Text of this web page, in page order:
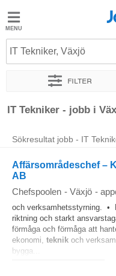
Jobted
Jobb
IT Tekniker, Växjö
Filter
Sortera efter Exakt plats
IT Tekniker - jobb i
Sökresultat jobb - IT
Affärsområdeschef –
AB
Chefspoolen - Växjö -
och verksamhetsstyrning. •
riktning och starkt
förmåga och förmåga att
ekonomi, teknik och
bygga...